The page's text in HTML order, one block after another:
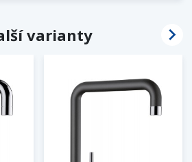
varianty 